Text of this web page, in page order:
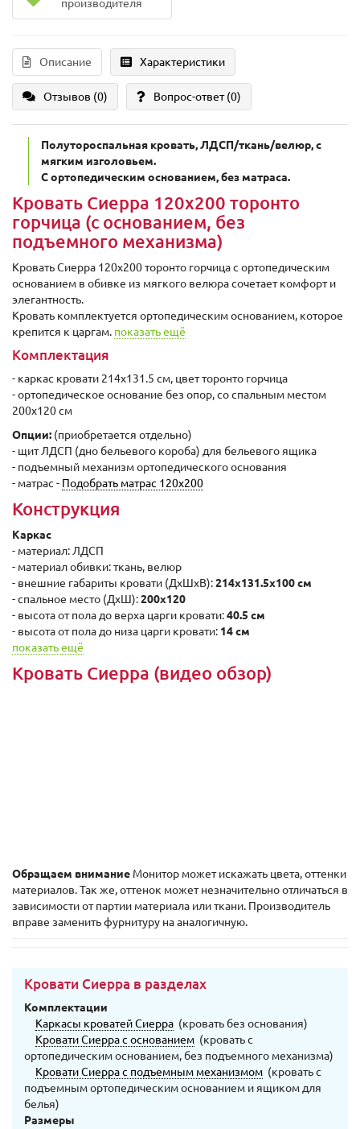
производителя
Описание Характеристики
Отзывов (0) Вопрос-ответ(0)
Полутороспальная кровать, ЛДСП/ткань/велюр, с
мягким изголовьем.
C ортопедическим основанием, без матраса.
Кровать Сиерра 120х200 торонто
горчица (с основанием, без
подъемного механизма)
Кровать Сиерра 120х200 торонто горчица с ортопедическим
основанием в обивке из мягкого велюра сочетает комфорт и
элегантность.
Кровать комплектуется ортопедическим основанием, которое
крепится к царгам. показать ещё
Комплектация
- каркас кровати 214x131.5 см, цвет торонто горчица
- ортопедическое основание без опор, со спальным местом
200х120 см
Опции: (приобретается отдельно)
- щит ЛДСП (дно бельевого короба) для бельевого ящика
- подъемный механизм ортопедического основания
- матрас - Подобрать матрас 120х200
Конструкция
Каркас
- материал: ЛДСП
- материал обивки: ткань, велюр
- внешние габариты кровати (ДxШхВ):214x131.5x100 cм
- спальное место (ДxШ):200x120
- высота от пола до верха царги кровати:40.5 cм
- высота от пола до низа царги кровати: 14 cм
показать ещё
Кровать Сиерра (видео обзор)
Обращаем внимание Монитор может искажать цвета, оттенки
материалов. Так же, оттенок может незначительно отличаться в
зависимости от партии материала или ткани. Производитель
вправе заменить фурнитуру на аналогичную.
Кровати Сиерра в разделах
Комплектации
Каркасы кроватей Сиерра (кровать без основания)
Кровати Сиерра с основанием (кровать с
ортопедическим основанием, без подъемного механизма)
Кровати Сиерра с подъемным механизмом (кровать с
подъемным ортопедическим основанием и ящиком для
белья)
Размеры